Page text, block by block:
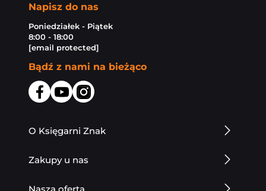
Napisz do nas
Poniedziałek - Piątek
8:00 - 18:00
[email protected]
Bądź z nami na bieżąco
O Księgarni Znak
Zakupy u nas